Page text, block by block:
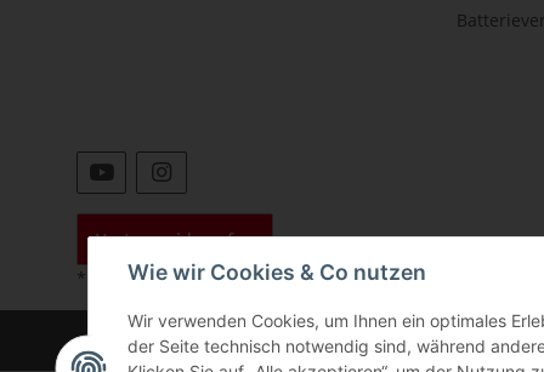
Vertrag widerrufen
* Alle Preise inkl. gesetzlicher USt., zzgl.Versand
©
Wie wir Cookies & Co nutzen
Wir verwenden Cookies, um Ihnen ein optimales
der Seite technisch notwendig sind, während